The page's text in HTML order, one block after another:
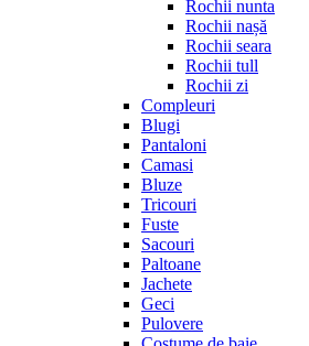
Rochii nunta
Rochii nașă
Rochii seara
Rochii tull
Rochii zi
Compleuri
Blugi
Pantaloni
Camasi
Bluze
Tricouri
Fuste
Sacouri
Paltoane
Jachete
Geci
Pulovere